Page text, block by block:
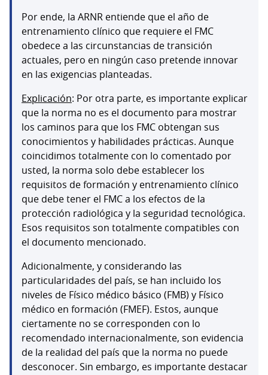
Por ende, la ARNR entiende que el año de
entrenamiento clínico que requiere el FMC
obedece a las circunstancias de transición
actuales, pero en ningún caso pretende innovar
en las exigencias planteadas.
Explicación: Por otra parte, es importante explicar
que la norma no es el documento para mostrar
los caminos para que los FMC obtengan sus
conocimientos y habilidades prácticas. Aunque
coincidimos totalmente con lo comentado por
usted, la norma solo debe establecer los
requisitos de formación y entrenamiento clínico
que debe tener el FMC a los efectos de la
protección radiológica y la seguridad tecnológica.
Esos requisitos son totalmente compatibles con
el documento mencionado.
Adicionalmente, y considerando las
particularidades del país, se han incluido los
niveles de Físico médico básico (FMB) y Físico
médico en formación (FMEF). Estos, aunque
ciertamente no se corresponden con lo
recomendado internacionalmente, son evidencia
de la realidad del país que la norma no puede
desconocer. Sin embargo, es importante destacar